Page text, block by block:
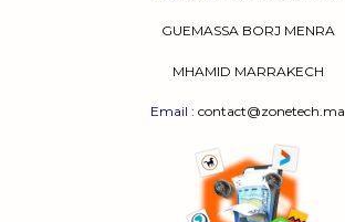
GUEMASSA BORJ MENRA
MHAMID MARRAKECH
Email : contact@zonetech.ma